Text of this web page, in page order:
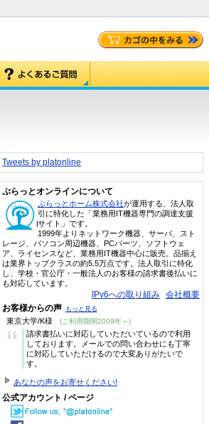
Tweets by platonline
ぷらっとオンラインについて
ぷらっとホーム株式会社が運用する、法人取
引に特化した「業務用IT機器専門の調達支援
サイト」です。
1999年よりネットワーク機器、サーバ、スト
レージ、パソコン周辺機器、PCパーツ、ソフトウェ
ア、ライセンスなど、業務用IT機器中心に販売。品揃え
は業界トップクラスの約5.5万点です。法人取引に特化
し、学校・官公庁・一般法人のお客様の請求書後払いに
も対応しています。
IPv6への取り組み 会社概要
お客様からの声 もっと見る
東京大学/K様 (ご利用期間2009年～)
“
請求書払いに対応していただいているので利用
しております。メールでの問い合わせにも丁寧
に対応していただけるので大変ありがたいで
す。
あなたの声をお寄せください!
公式アカウント / ページ